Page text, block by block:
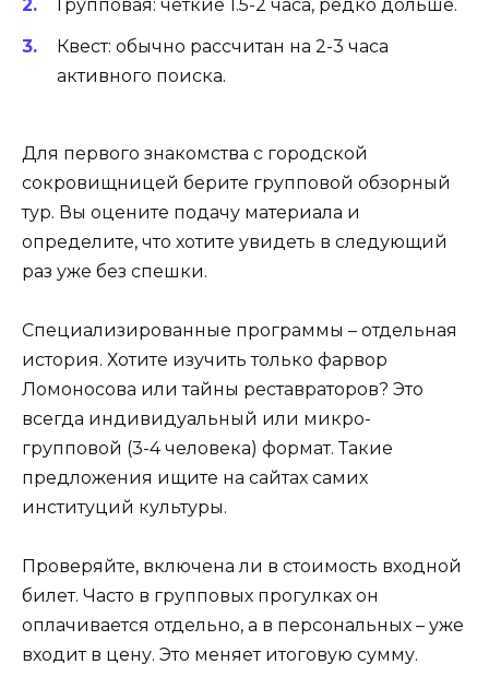
Групповая: четкие 1.5-2 часа, редко дольше.
Квест: обычно рассчитан на 2-3 часа
активного поиска.
Для первого знакомства с городской
сокровищницей берите групповой обзорный
тур. Вы оцените подачу материала и
определите, что хотите увидеть в следующий
раз уже без спешки.
Специализированные программы – отдельная
история. Хотите изучить только фарвор
Ломоносова или тайны реставраторов? Это
всегда индивидуальный или микро-
групповой (3-4 человека) формат. Такие
предложения ищите на сайтах самих
институций культуры.
Проверяйте, включена ли в стоимость входной
билет. Часто в групповых прогулках он
оплачивается отдельно, а в персональных – уже
входит в цену. Это меняет итоговую сумму.